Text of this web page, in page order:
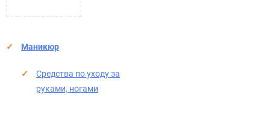
Маникюр
Средства по уходу за
руками, ногами